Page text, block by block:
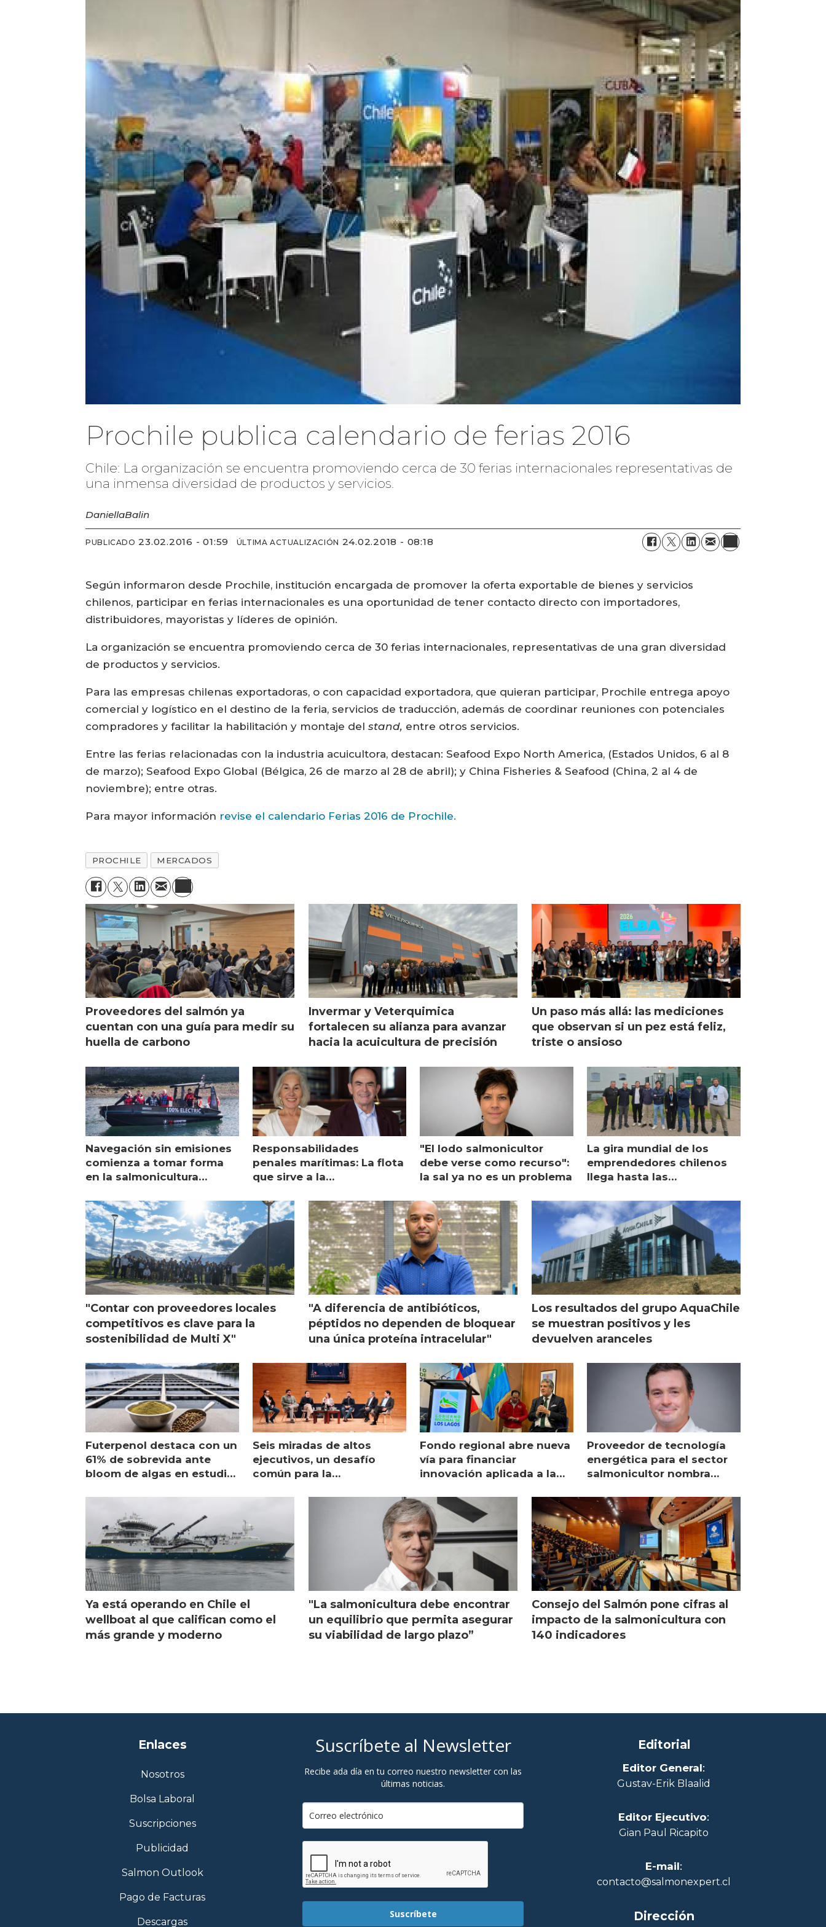
Prochile publica calendario de ferias 2016
Chile: La organización se encuentra promoviendo cerca de 30 ferias internacionales representativas de
una inmensa diversidad de productos y servicios.
DaniellaBalin
PUBLICADO 23.02.2016 - 01:59 ÚLTIMA ACTUALIZACIÓN 24.02.2018 - 08:18
Según informaron desde Prochile, institución encargada de promover la oferta exportable de bienes y servicios
chilenos, participar en ferias internacionales es una oportunidad de tener contacto directo con importadores,
distribuidores, mayoristas y líderes de opinión.
La organización se encuentra promoviendo cerca de 30 ferias internacionales, representativas de una gran diversidad
de productos y servicios.
Para las empresas chilenas exportadoras, o con capacidad exportadora, que quieran participar, Prochile entrega apoyo
comercial y logístico en el destino de la feria, servicios de traducción, además de coordinar reuniones con potenciales
compradores y facilitar la habilitación y montaje delstand, entre otros servicios.
Entre las ferias relacionadas con la industria acuicultora, destacan: Seafood Expo North America, (Estados Unidos, 6 al 8
de marzo); Seafood Expo Global (Bélgica, 26 de marzo al 28 de abril); y China Fisheries & Seafood (China, 2 al 4 de
noviembre); entre otras.
Para mayor información revise el calendario Ferias 2016 de Prochile.
PROCHILE MERCADOS
Proveedores del salmón ya
cuentan con una guía para medir su
huella de carbono
Invermar y Veterquimica
fortalecen su alianza para avanzar
hacia la acuicultura de precisión
Un paso más allá: las mediciones
que observan si un pez está feliz,
triste o ansioso
Navegación sin emisiones
comienza a tomar forma
en la salmonicultura
Responsabilidades
penales marítimas: La flota
que sirve a la
visión
"El lodo salmonicultor
debe verse como recurso":
la sal ya no es un problema
La gira mundial de los
emprendedores chilenos
llega hasta las
Escocia
"Contar con proveedores locales
competitivos es clave para la
sostenibilidad de Multi X"
"A diferencia de antibióticos,
péptidos no dependen de bloquear
una única proteína intracelular"
Los resultados del grupo AquaChile
se muestran positivos y les
devuelven aranceles
Futerpenol destaca con un
61% de sobrevida ante
bloom de algas en estudio
Seis miradas de altos
ejecutivos, un desafío
común para la
Fondo regional abre nueva
vía para financiar
innovación aplicada a la
Proveedor de tecnología
energética para el sector
salmonicultor nombra
Ya está operando en Chile el
wellboat al que califican como el
más grande y moderno
"La salmonicultura debe encontrar
un equilibrio que permita asegurar
su viabilidad de largo plazo”
Consejo del Salmón pone cifras al
impacto de la salmonicultura con
140 indicadores
Enlaces
Nosotros
Bolsa Laboral
Suscripciones
Publicidad
Salmon Outlook
Pago de Facturas
Descargas
Suscríbete al Newsletter
Recibe ada día en tu correo nuestro newsletter con las
últimas noticias.
Suscríbete
Editorial
Editor General:
Gustav-Erik Blaalid
Editor Ejecutivo:
Gian Paul Ricapito
E-mail:
contacto@salmonexpert.cl
Dirección